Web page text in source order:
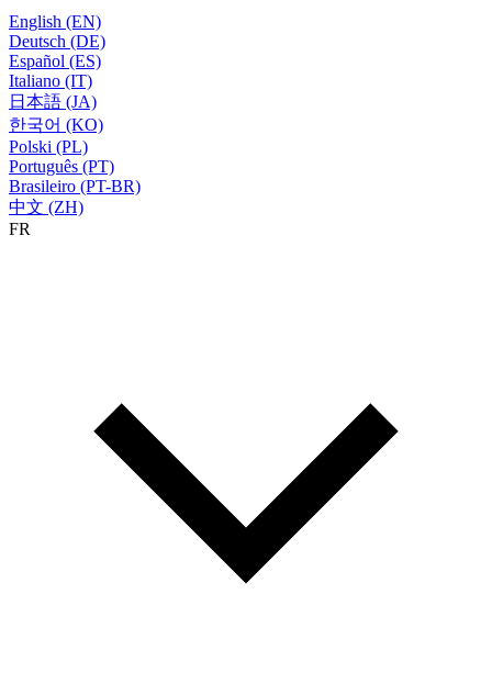
English (EN)
Deutsch (DE)
Español (ES)
Italiano (IT)
日本語 (JA)
한국어 (KO)
Polski (PL)
Português (PT)
Brasileiro (PT-BR)
中文 (ZH)
FR